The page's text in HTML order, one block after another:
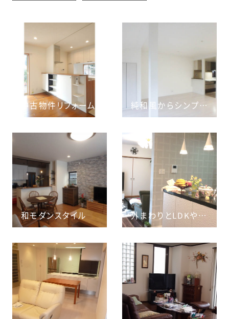
中古物件リフォーム 純和風からシンプルモダンなお部屋へ
和モダンスタイル 外まわりとLDKや水廻りを一新！モノトーンのハイセンスな空間